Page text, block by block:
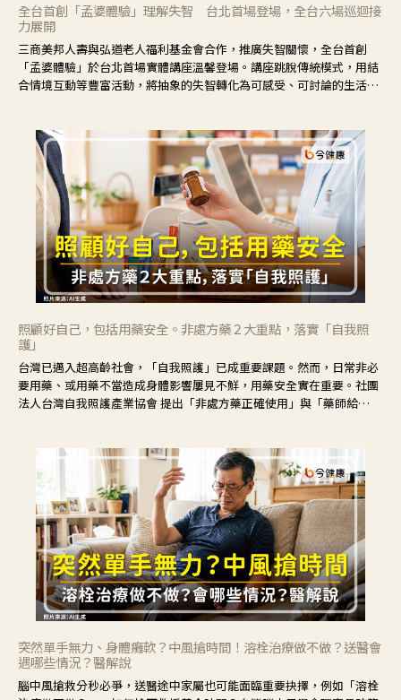
全台首創「孟婆體驗」理解失智 台北首場登場，全台六場巡迴接
力展開
三商美邦人壽與弘道老人福利基金會合作，推廣失智關懷，全台首創
「孟婆體驗」於台北首場實體講座溫馨登場。講座跳脫傳統模式，用結
合情境互動等豐富活動，將抽象的失智轉化為可感受、可討論的生活情
照顧好自己，包括用藥安全。非處方藥２大重點，落實「自我照
護」
台灣已邁入超高齡社會，「自我照護」已成重要課題。然而，日常非必
要用藥、或用藥不當造成身體影響屢見不鮮，用藥安全實在重要。社團
法人台灣自我照護產業協會 提出「非處方藥正確使用」與「藥師給
突然單手無力、身體癱軟？中風搶時間！溶栓治療做不做？送醫會
遇哪些情況？醫解說
腦中風搶救分秒必爭，送醫途中家屬也可能面臨重要抉擇，例如「溶栓